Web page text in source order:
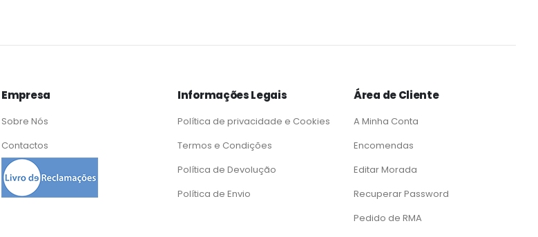
Empresa
Sobre Nós
Contactos
Informações Legais
Política de privacidade e Cookies
Termos e Condições
Política de Devolução
Política de Envio
Área de Cliente
A Minha Conta
Encomendas
Editar Morada
Recuperar Password
Pedido de RMA